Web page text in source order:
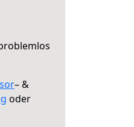
– &
oder